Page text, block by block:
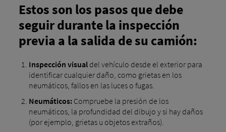
Estos son los pasos que debe
seguir durante la inspección
previa a la salida de su camión:
Inspección visualdel vehículo desde el exterior para
identificar cualquier daño, como grietas en los
neumáticos, fallos en las luces o fugas.
Neumáticos:Compruebe la presión de los
neumáticos, la profundidad del dibujo y si hay daños
(por ejemplo, grietas u objetos extraños).